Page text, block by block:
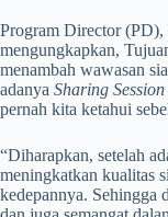
Program Director
mengungkapkan,
menambah wawasan
adanya Sharing Session
pernah kita ketahui
“Diharapkan, setelah
meningkatkan kualitas
kedepannya. Sehingga